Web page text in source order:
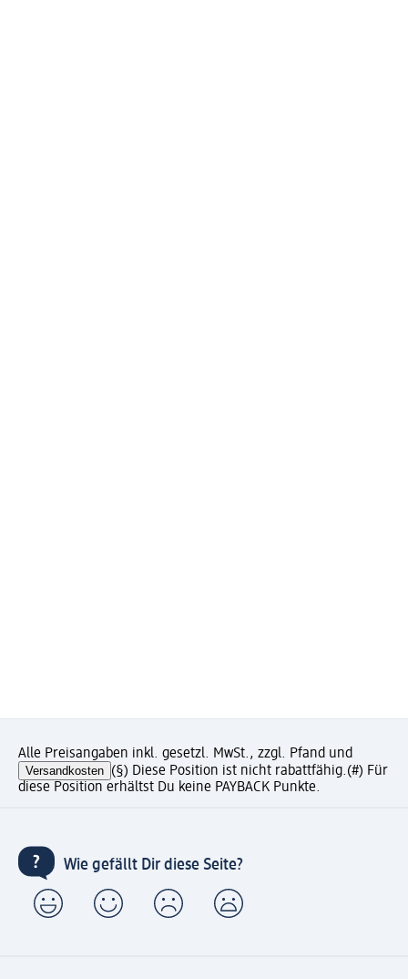
Alle Preisangaben inkl. gesetzl. MwSt., zzgl. Pfand und
Versandkosten (§) Diese Position ist nicht rabattfähig.(#) Für
diese Position erhältst Du keine PAYBACK Punkte.
Wie gefällt Dir diese Seite?